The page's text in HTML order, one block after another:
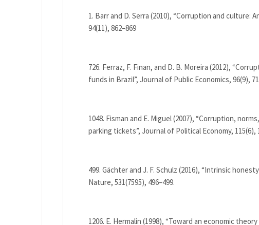
Barr and D. Serra (2010), “Corruption and culture:
94(11), 862–869
Ferraz, F. Finan, and D. B. Moreira (2012),
funds in Brazil”, Journal of Public Economics, 96(9),
Fisman and E. Miguel (2007), “Corruption,
parking tickets”, Journal of Political Economy, 115(6),
Gächter and J. F. Schulz (2016), “Intrinsic
Nature, 531(7595), 496–499.
E. Hermalin (1998), “Toward an economic